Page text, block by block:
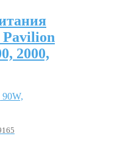
Pavilion
2000,